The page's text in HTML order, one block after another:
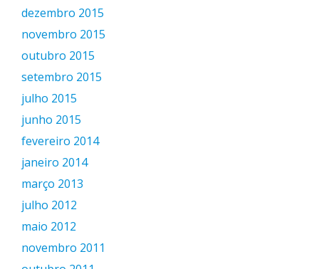
dezembro 2015
novembro 2015
outubro 2015
setembro 2015
julho 2015
junho 2015
fevereiro 2014
janeiro 2014
março 2013
julho 2012
maio 2012
novembro 2011